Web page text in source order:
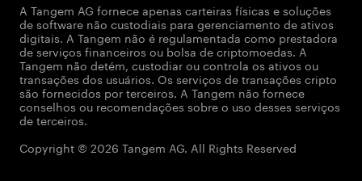
A Tangem AG fornece apenas carteiras físicas e soluções
de software não custodiais para gerenciamento de ativos
digitais. A Tangem não é regulamentada como prestadora
de serviços financeiros ou bolsa de criptomoedas. A
Tangem não detém, custodiar ou controla os ativos ou
transações dos usuários. Os serviços de transações cripto
são fornecidos por terceiros. A Tangem não fornece
conselhos ou recomendações sobre o uso desses serviços
de terceiros.